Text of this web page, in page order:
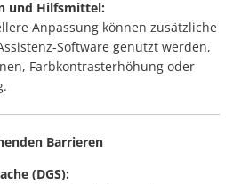
und Hilfsmittel:
Anpassung können zusätzliche
Software genutzt werden,
Farbkontrasterhöhung oder
Barrieren
(DGS):